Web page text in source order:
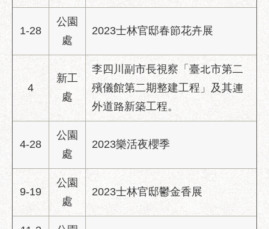
區
流
1-28
公園
處
2023士林官邸春節花卉展
4
新工
處
李四川副市長視察「臺北市第二
殯儀館第二期整建工程」及其連
外道路新築工程。
4-28
公園
處
2023樂活夜櫻季
9-19
公園
處
2023士林官邸鬱金香展